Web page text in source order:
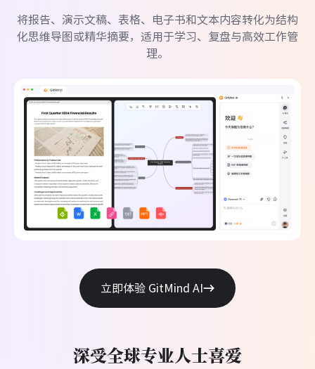
将报告、演示文稿、表格、电子书和文本内容转化为结构
化思维导图或精华摘要，适用于学习、复盘与高效工作管
理。
立即体验 GitMind AI
深受全球专业人士喜爱
电商店主
用 GitMind 规划商业想法，
程序员
面对复杂系统，用 GitMind 从技术文档生成
，流程和依赖关系清楚，一下就能排查